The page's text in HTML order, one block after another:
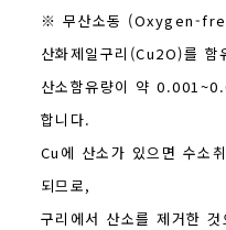
※ 무산소동 (Oxygen-
산화제일구리(Cu2O)를 함
산소함유량이 약
합니다.
Cu에 산소가 있으면 수소
되므로,
구리에서 산소를 제거한